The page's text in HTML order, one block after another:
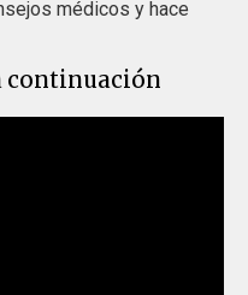
médicos y hace
continuación